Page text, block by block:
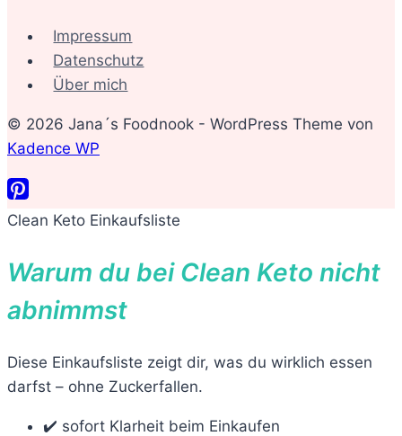
Impressum
Datenschutz
Über mich
© 2026 Jana´s Foodnook - WordPress Theme von
Kadence WP
Clean Keto Einkaufsliste
Warum du bei Clean Keto nicht
abnimmst
Diese Einkaufsliste zeigt dir, was du wirklich essen
darfst – ohne Zuckerfallen.
✔️ sofort Klarheit beim Einkaufen